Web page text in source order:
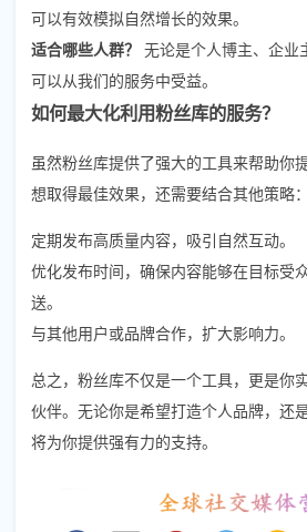
可以有效模拟自然增长的效果。
适合哪些人群？ 无论是个人博主、企业
可以从我们的服务中受益。
如何最大化利用粉丝库的服务？
虽然粉丝库提供了强大的工具来帮助你
想取得最佳效果，还需要结合其他策略：
定期发布高质量内容，吸引自然互动。
优化发布时间，确保内容能够在目标受
送。
与其他用户或品牌合作，扩大影响力。
总之，粉丝库不仅是一个工具，更是你
伙伴。无论你是希望打造个人品牌，还
将为你提供强有力的支持。